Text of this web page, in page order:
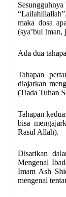
maka dosa
(sya’bul Iman,
Ada dua
Tahapan
diajarkan
(Tiada Tuhan
Tahapan
bisa
Rasul Allah).
Disarikan
Mengenal
Imam Ash
mengenal